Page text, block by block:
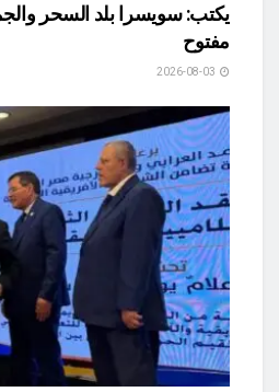
يكتب: سويسرا بلد السحر
مفتوح